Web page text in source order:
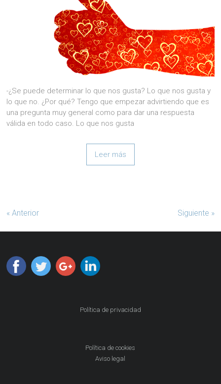
-¿Se puede determinar lo que nos gusta? Lo que nos gusta y
lo que no. ¿Por qué? Tengo que empezar advirtiendo que es
una pregunta muy general como para dar una respuesta
válida en todo caso. Lo que nos gusta
Leer más
« Anterior Siguiente »
Política de privacidad
Política de cookies
Aviso legal